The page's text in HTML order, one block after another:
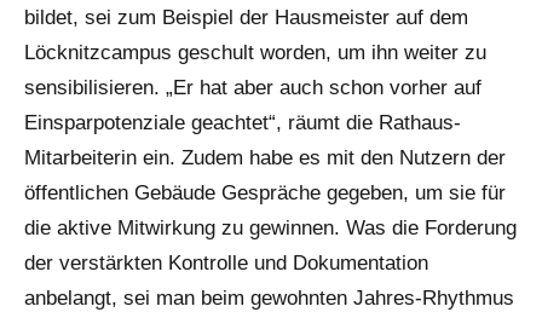
bildet, sei zum Beispiel der Hausmeister auf dem
Löcknitzcampus geschult worden, um ihn weiter zu
sensibilisieren. „Er hat aber auch schon vorher auf
Einsparpotenziale geachtet“, räumt die Rathaus-
Mitarbeiterin ein. Zudem habe es mit den Nutzern der
öffentlichen Gebäude Gespräche gegeben, um sie für
die aktive Mitwirkung zu gewinnen. Was die Forderung
der verstärkten Kontrolle und Dokumentation
anbelangt, sei man beim gewohnten Jahres-Rhythmus